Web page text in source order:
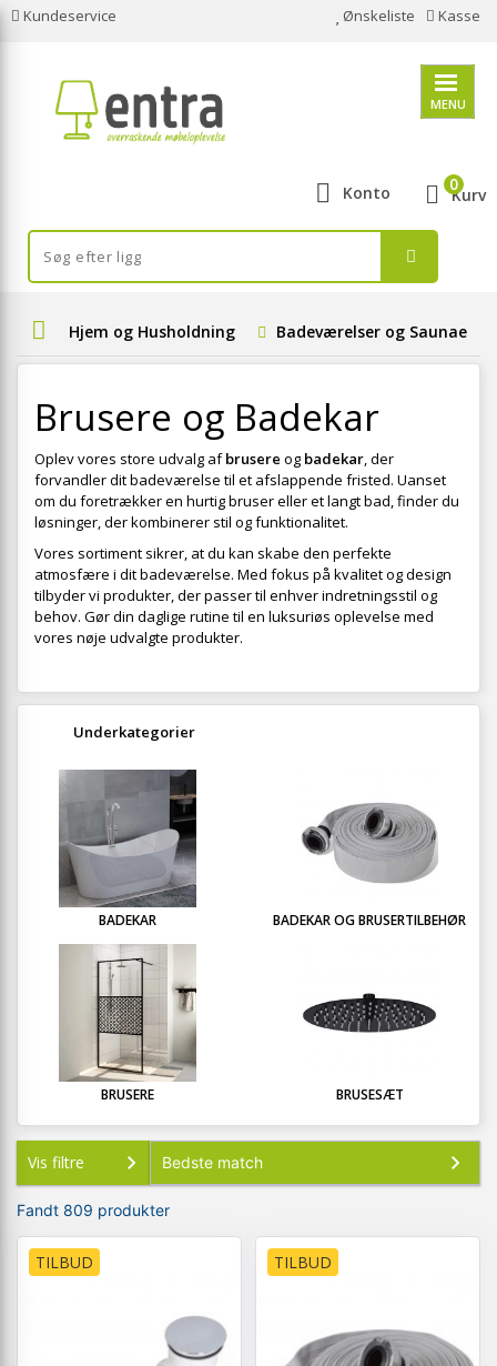
Kundeservice Ønskeliste Kasse
MENU
Konto Kurv
0
Hjem og Husholdning Badeværelser og Saunaer
Brusere og Badekar
Oplev vores store udvalg afbrusere og badekar, der
forvandler dit badeværelse til et afslappende fristed. Uanset
om du foretrækker en hurtig bruser eller et langt bad, finder du
løsninger, der kombinerer stil og funktionalitet.
Vores sortiment sikrer, at du kan skabe den perfekte
atmosfære i dit badeværelse. Med fokus på kvalitet og design
tilbyder vi produkter, der passer til enhver indretningsstil og
behov. Gør din daglige rutine til en luksuriøs oplevelse med
vores nøje udvalgte produkter.
Underkategorier
BADEKAR BADEKAR OG BRUSERTILBEHØR
BRUSERE BRUSESÆT
Vis filtre
Fandt 809 produkter
TILBUD TILBUD